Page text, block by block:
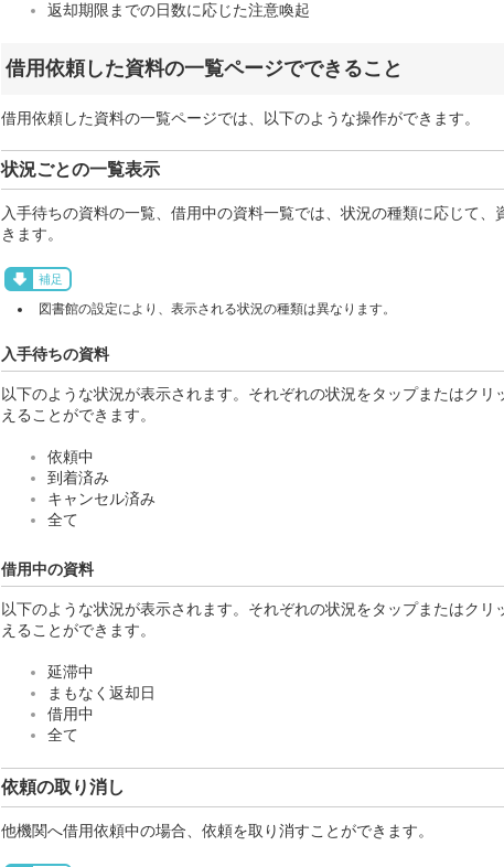
返却期限までの日数に応じた注意喚起
借用依頼した資料の一覧ページでできること
借用依頼した資料の一覧ページでは、以下のような操作ができます。
状況ごとの一覧表示
入手待ちの資料の一覧、借用中の資料一覧では、状況の種類に応じて
きます。
補足
図書館の設定により、表示される状況の種類は異なります。
入手待ちの資料
以下のような状況が表示されます。それぞれの状況をタップまたはク
えることができます。
依頼中
到着済み
キャンセル済み
全て
借用中の資料
以下のような状況が表示されます。それぞれの状況をタップまたはク
えることができます。
延滞中
まもなく返却日
借用中
全て
依頼の取り消し
他機関へ借用依頼中の場合、依頼を取り消すことができます。